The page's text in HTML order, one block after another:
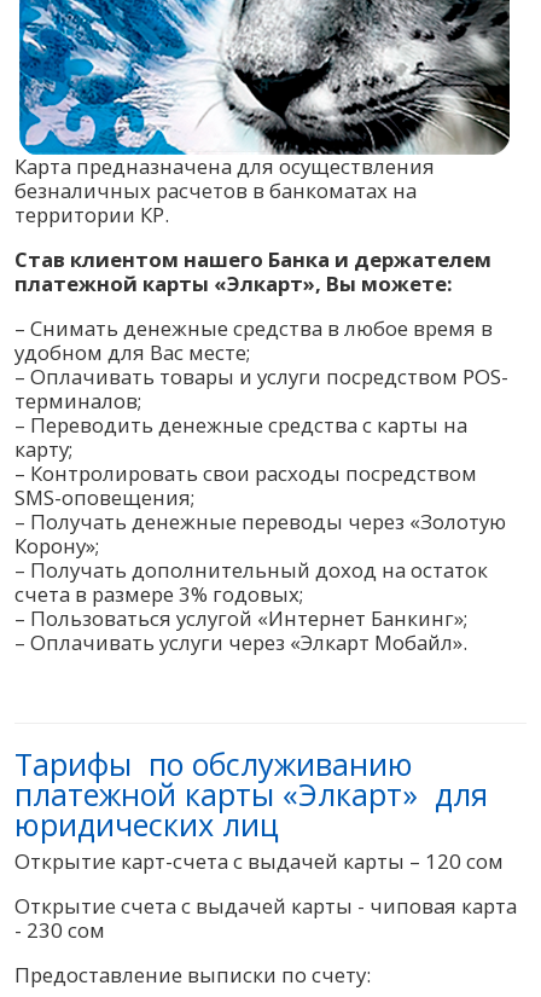
Карта предназначена для осуществления
безналичных расчетов в банкоматах на
территории КР.
Став клиентом нашего Банка и держателем
платежной карты «Элкарт», Вы можете:
– Снимать денежные средства в любое время в
удобном для Вас месте;
– Оплачивать товары и услуги посредством POS-
терминалов;
– Переводить денежные средства с карты на
карту;
– Контролировать свои расходы посредством
SMS-оповещения;
– Получать денежные переводы через «Золотую
Корону»;
– Получать дополнительный доход на остаток
счета в размере 3% годовых;
– Пользоваться услугой «Интернет Банкинг»;
– Оплачивать услуги через «Элкарт Мобайл».
Тарифы по обслуживанию
платежной карты «Элкарт» для
юридических лиц
Открытие карт-счета с выдачей карты – 120 сом
Открытие счета с выдачей карты - чиповая карта
- 230 сом
Предоставление выписки по счету: